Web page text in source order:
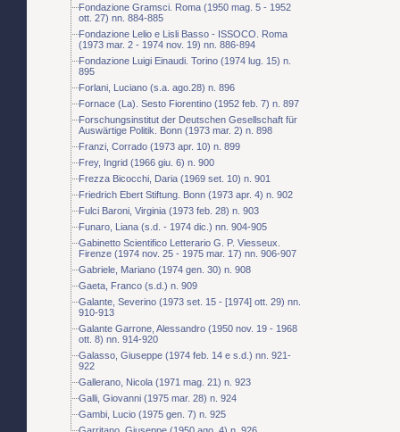
Fondazione Gramsci. Roma (1950 mag. 5 - 1952
ott. 27) nn. 884-885
Fondazione Lelio e Lisli Basso - ISSOCO. Roma
(1973 mar. 2 - 1974 nov. 19) nn. 886-894
Fondazione Luigi Einaudi. Torino (1974 lug. 15) n.
895
Forlani, Luciano (s.a. ago.28) n. 896
Fornace (La). Sesto Fiorentino (1952 feb. 7) n. 897
Forschungsinstitut der Deutschen Gesellschaft für
Auswärtige Politik. Bonn (1973 mar. 2) n. 898
Franzi, Corrado (1973 apr. 10) n. 899
Frey, Ingrid (1966 giu. 6) n. 900
Frezza Bicocchi, Daria (1969 set. 10) n. 901
Friedrich Ebert Stiftung. Bonn (1973 apr. 4) n. 902
Fulci Baroni, Virginia (1973 feb. 28) n. 903
Funaro, Liana (s.d. - 1974 dic.) nn. 904-905
Gabinetto Scientifico Letterario G. P. Viesseux.
Firenze (1974 nov. 25 - 1975 mar. 17) nn. 906-907
Gabriele, Mariano (1974 gen. 30) n. 908
Gaeta, Franco (s.d.) n. 909
Galante, Severino (1973 set. 15 - [1974] ott. 29) nn.
910-913
Galante Garrone, Alessandro (1950 nov. 19 - 1968
ott. 8) nn. 914-920
Galasso, Giuseppe (1974 feb. 14 e s.d.) nn. 921-
922
Gallerano, Nicola (1971 mag. 21) n. 923
Galli, Giovanni (1975 mar. 28) n. 924
Gambi, Lucio (1975 gen. 7) n. 925
Garritano, Giuseppe (1950 ago. 4) n. 926